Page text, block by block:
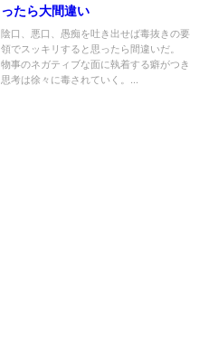
ったら大間違い
陰口、悪口、愚痴を吐き出せば毒抜きの要
領でスッキリすると思ったら間違いだ。
物事のネガティブな面に執着する癖がつき
思考は徐々に毒されていく。...